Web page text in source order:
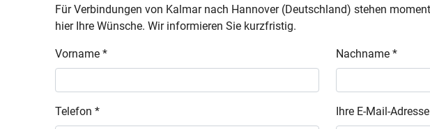
Für Verbindungen von Kalmar nach Hannover (Deutschland) stehen
hier Ihre Wünsche. Wir informieren Sie kurzfristig.
Vorname * Nachname *
Telefon * Ihre E-Mail-